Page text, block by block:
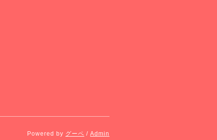
Powered by グーペ / Admin